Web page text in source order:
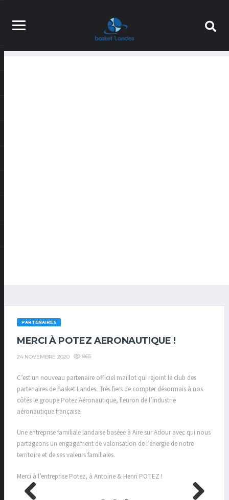
PARTENAIRES
MERCI À POTEZ AERONAUTIQUE !
24 NOVEMBRE 2020 865
C’est un nouveau partenaire officiel maillot qui rejoint le club des
partenaires de Basket Landes. Très fiers de compter désormais à nos
côtés le groupe Potez Aéronautique, fleuron de l’industrie
aéronautique française.
Une entreprise familiale landaise baséee à Aire sur Adour avec qui nous
partageons un engagement de valorisation de l’énergie de notre
territoire et de ses valeurs familiales.
Merci à l’entreprise Potez, à Antoine & Henri POTEZ !